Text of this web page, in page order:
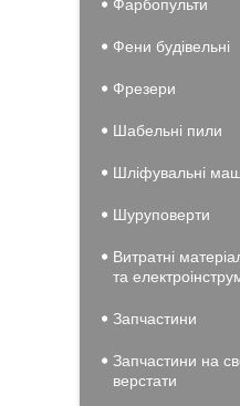
Фарбопульти
Фени будівельні
Фрезери
Шабельні пили
Шліфувальні
Шуруповерти
Витратні
та
Запчастини
Запчастини на
верстати